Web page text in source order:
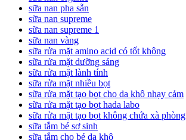
sữa nan pha sẵn
sữa nan supreme
sữa nan supreme 1
sữa nan vàng
sữa rửa mặt amino acid có tốt không
sữa rửa mặt dưỡng sáng
sữa rửa mặt lành tính
sữa rửa mặt nhiều bọt
sữa rửa mặt tạo bọt cho da khô nhạy cảm
sữa rửa mặt tạo bọt hada labo
sữa rửa mặt tạo bọt không chứa xà phòng
sữa tắm bé sơ sinh
sữa tắm cho bé da khô